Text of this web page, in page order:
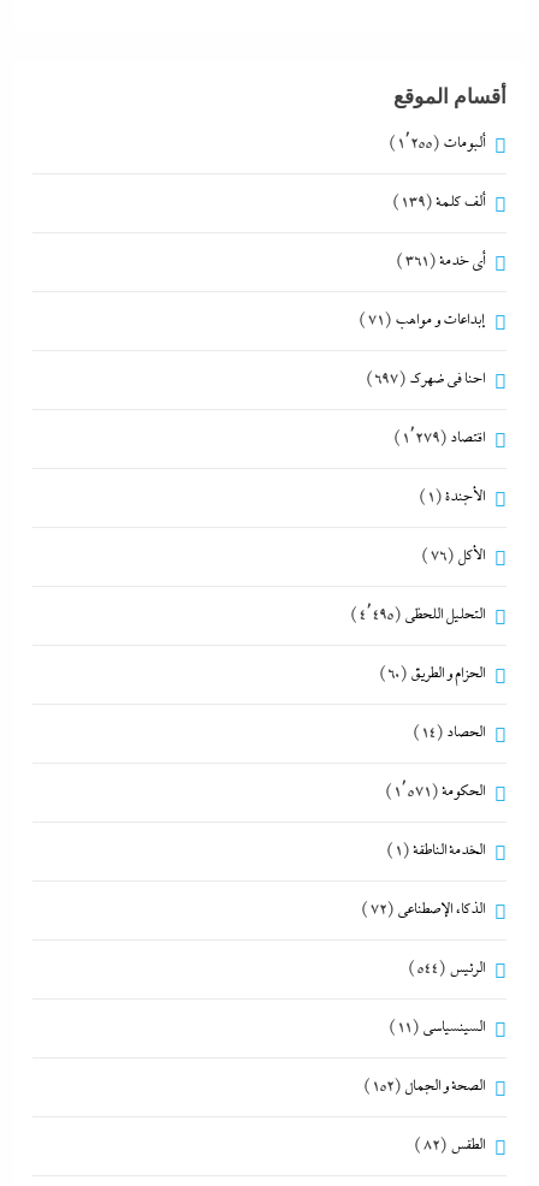
أقسام الموقع
ألبومات (1٬255)
ألف كلمة(139)
أي خدمة(361)
إبداعات و مواهب (71)
احنا في ضهرك (697)
اقتصاد (1٬279)
الأجندة(1)
الأكل (76)
التحليل اللحظي (4٬495)
الحزام و الطريق (60)
الحصاد (14)
الحكومة(1٬571)
الخدمة الناطقة(1)
الذكاء الإصطناعي (72)
الرئيس (544)
السينسياسي (11)
الصحة و الجمال (152)
الطقس (82)